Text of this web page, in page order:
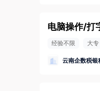
电脑操作/打
经验不限 大专
云南企数税银